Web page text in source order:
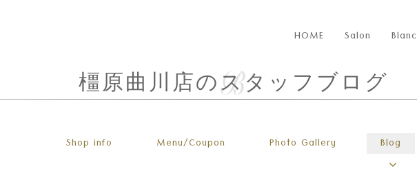
HOME Salon Blanc
橿原曲川店のスタッフブログ
Shop info Menu/Coupon Photo Gallery Blog